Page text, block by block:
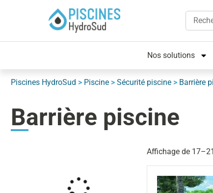
Nos solutions
Piscines HydroSud > Piscine > Sécurité piscine > Barrière
Barrière piscine
Affichage de